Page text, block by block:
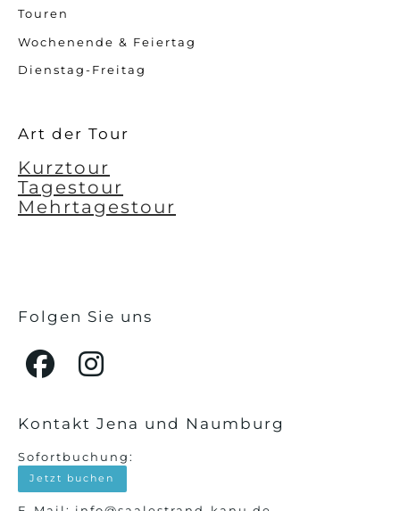
GUTSCHEIN
Touren
Wochenende & Feiertag
Dienstag-Freitag
Art der Tour
Kurztour
Mehrtagestour
Tagestour
Folgen Sie uns
Kontakt Jena und Naumburg
Sofortbuchung:
Jetzt buchen